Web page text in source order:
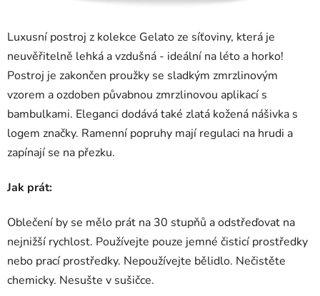
Luxusní postroj z kolekce Gelato ze síťoviny, která je
neuvěřitelně lehká a vzdušná - ideální na léto a horko!
Postroj je zakončen proužky se sladkým zmrzlinovým
vzorem a ozdoben půvabnou zmrzlinovou aplikací s
bambulkami. Eleganci dodává také zlatá kožená nášivka s
logem značky. Ramenní popruhy mají regulaci na hrudi a
zapínají se na přezku.
Jak prát:
Oblečení by se mělo prát na 30 stupňů a odstřeďovat na
nejnižší rychlost. Používejte pouze jemné čisticí prostředky
nebo prací prostředky. Nepoužívejte bělidlo. Nečistěte
chemicky. Nesušte v sušičce.